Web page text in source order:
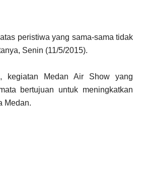
peristiwa yang sama-sama tidak
Senin (11/5/2015).
kegiatan Medan Air Show yang
bertujuan untuk meningkatkan
Medan.